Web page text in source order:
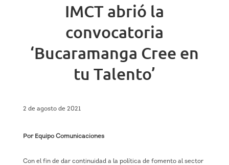
IMCT abrió la
convocatoria
‘Bucaramanga Cree en
tu Talento’
2 de agosto de 2021
Por Equipo Comunicaciones
Con el fin de dar continuidad a la política de fomento al sector